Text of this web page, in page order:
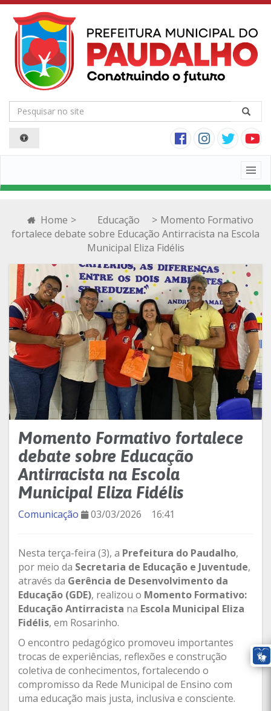
Home > Educação > Momento Formativo
fortalece debate sobre Educação Antirracista na Escola
Municipal Eliza Fidélis
Momento Formativo fortalece
debate sobre Educação
Antirracista na Escola
Municipal Eliza Fidélis
Comunicação 03/03/2026 16:41
Nesta terça-feira (3), a Prefeitura do Paudalho,
por meio da Secretaria de Educação e Juventude,
através da Gerência de Desenvolvimento da
Educação (GDE), realizou o Momento Formativo:
Educação Antirracista na Escola Municipal Eliza
Fidélis, em Rosarinho.
O encontro pedagógico promoveu importantes
trocas de experiências, reflexões e construção
coletiva de conhecimentos, fortalecendo o
compromisso da Rede Municipal de Ensino com
uma educação mais justa, inclusiva e consciente.